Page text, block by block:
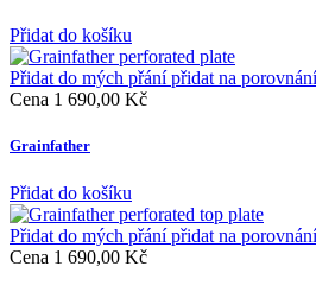
Přidat do košíku
Přidat do mých přání přidat na porovnání
Cena 1 690,00 Kč
Grainfather
Přidat do košíku
Přidat do mých přání přidat na porovnání
Cena 1 690,00 Kč